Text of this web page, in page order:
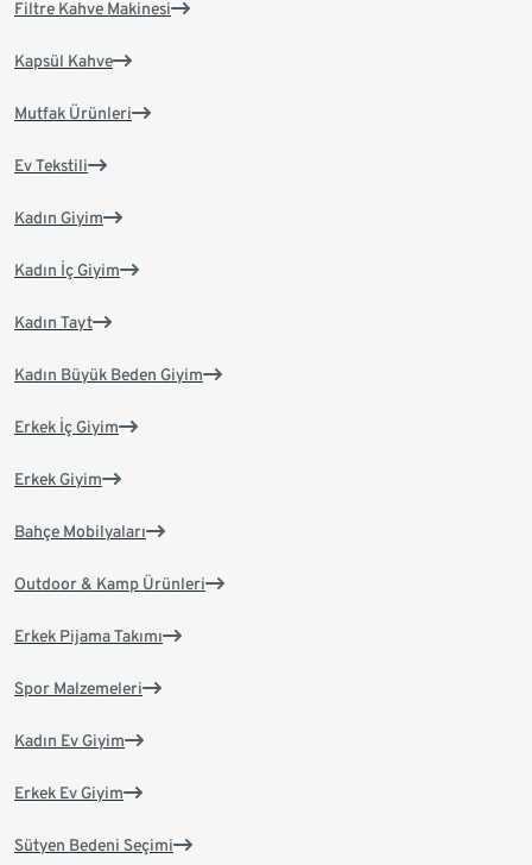
Filtre Kahve Makinesi
Kapsül Kahve
Mutfak Ürünleri
Ev Tekstili
Kadın Giyim
Kadın İç Giyim
Kadın Tayt
Kadın Büyük Beden Giyim
Erkek İç Giyim
Erkek Giyim
Bahçe Mobilyaları
Outdoor & Kamp Ürünleri
Erkek Pijama Takımı
Spor Malzemeleri
Kadın Ev Giyim
Erkek Ev Giyim
Sütyen Bedeni Seçimi